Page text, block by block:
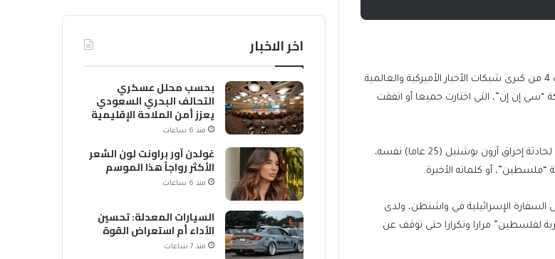
وغردت خبيرة الشؤون الدولية أسال أراد -عبر منصة إكس- مستغربة من موقف 4 من كبرى شبكات الأخبار الأميركية والعالمية.
إن إن”، التي اختارت جميعا أو اتفقت
“لا تسأل لماذا فعل ذلك؟ 4 وسائل إخبارية رئيسية لديها العنوان نفسه تقريبا لحادثة إحراق آرون بوشنيل (25 عاما) نفسه،
“فلسطين”، أو كلماته الأخيرة.
السفارة الإسرائيلية في واشنطن، ولدى
لفلسطين” مرارا وتكرارا حتى توقف عن
اخر الاخبار
بحسب محلل عسكري
التحالف البحري السعودي
يعزز أمن الملاحة الإقليمية
والدولية
منذ 6 ساعات
غولدن آور براونت لون الشعر
الأكثر رواجاً هذا الموسم
منذ 6 ساعات
السيارات المعدلة: تحسين
الأداء أم استعراض القوة
منذ 7 ساعات